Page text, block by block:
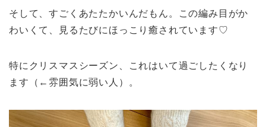
そして、すごくあたたかいんだもん。この編み目がか
わいくて、見るたびにほっこり癒されています♡
特にクリスマスシーズン、これはいて過ごしたくなり
ます（←雰囲気に弱い人）。